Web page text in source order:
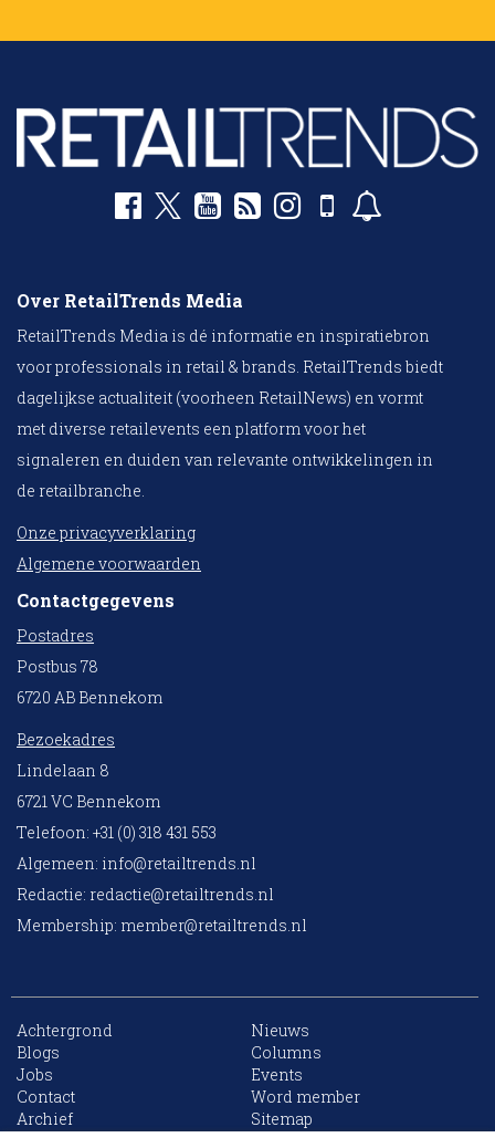
Over RetailTrends Media
RetailTrends Media is dé informatie en inspiratiebron
voor professionals in retail & brands. RetailTrends biedt
dagelijkse actualiteit (voorheen RetailNews) en vormt
met diverse retailevents een platform voor het
signaleren en duiden van relevante ontwikkelingen in
de retailbranche.
Onze privacyverklaring
Algemene voorwaarden
Contactgegevens
Postadres
Postbus 78
6720 AB Bennekom
Bezoekadres
Lindelaan 8
6721 VC Bennekom
Telefoon: +31 (0) 318 431 553
Algemeen: info@retailtrends.nl
Redactie: redactie@retailtrends.nl
Membership: member@retailtrends.nl
Achtergrond
Nieuws
Blogs
Columns
Jobs
Events
Contact
Word member
Archief
Sitemap